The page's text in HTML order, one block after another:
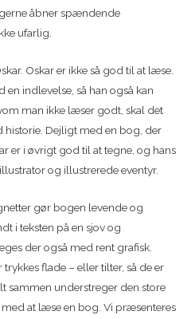
åbner spændende
ufarlig.
Oskar er ikke så god til at læse.
indlevelse, så han også kan
man ikke læser godt, skal det
historie. Dejligt med en bog, der
er i øvrigt god til at tegne, og hans
og illustrerede eventyr.
gør bogen levende og
i teksten på en sjov og
der også med rent grafisk.
flade – eller tilter, så de er
sammen understreger den store
at læse en bog. Vi præsenteres